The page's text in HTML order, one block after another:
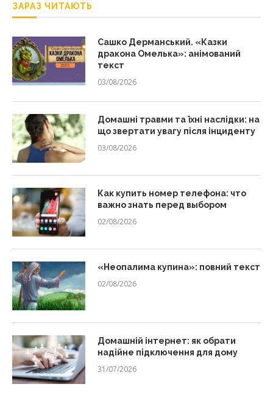
ЗАРАЗ ЧИТАЮТЬ
Сашко Дерманський. «Казки
дракона Омелька»: анімований
текст
03/08/2026
Домашні травми та їхні наслідки: на
що звертати увагу після інциденту
03/08/2026
Как купить номер телефона: что
важно знать перед выбором
02/08/2026
«Неопалима купина»: повний текст
02/08/2026
Домашній інтернет: як обрати
надійне підключення для дому
31/07/2026